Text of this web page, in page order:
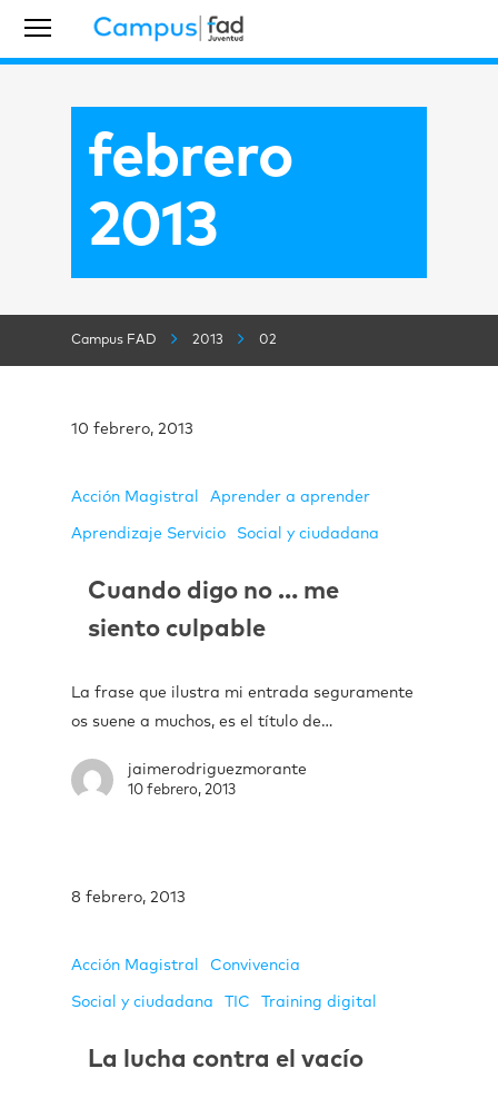
febrero
2013
Campus FAD 2013 02
10 febrero, 2013
Acción Magistral Aprender a aprender
Aprendizaje Servicio Social y ciudadana
Cuando digo no … me
siento culpable
La frase que ilustra mi entrada seguramente
os suene a muchos, es el título de…
jaimerodriguezmorante
10 febrero, 2013
8 febrero, 2013
Acción Magistral Convivencia
Social y ciudadana TIC Training digital
La lucha contra el vacío